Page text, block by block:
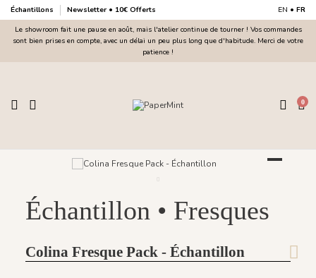
Échantillons Newsletter • 10€ Offerts EN • FR
Le showroom fait une pause en août, mais l'atelier continue de tourner ! Vos commandes
sont bien prises en compte, avec un délai un peu plus long que d'habitude. Merci de votre
patience !
0
Échantillon • Fresques
Colina Fresque Pack - Échantillon